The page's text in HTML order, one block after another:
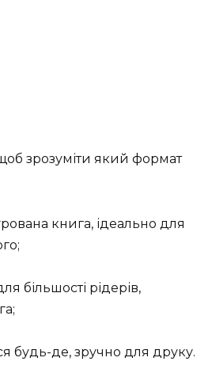
зрозуміти який формат
книга, ідеально для
більшості рідерів,
будь-де, зручно для друку.